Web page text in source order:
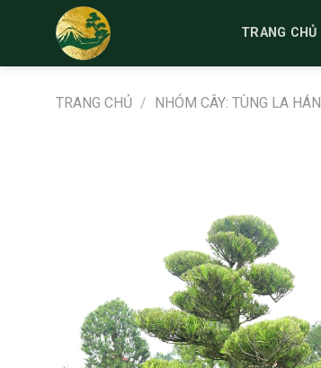
TRANG CHỦ
TRANG CHỦ / NHÓM CÂY: TÙNG LA HÁN